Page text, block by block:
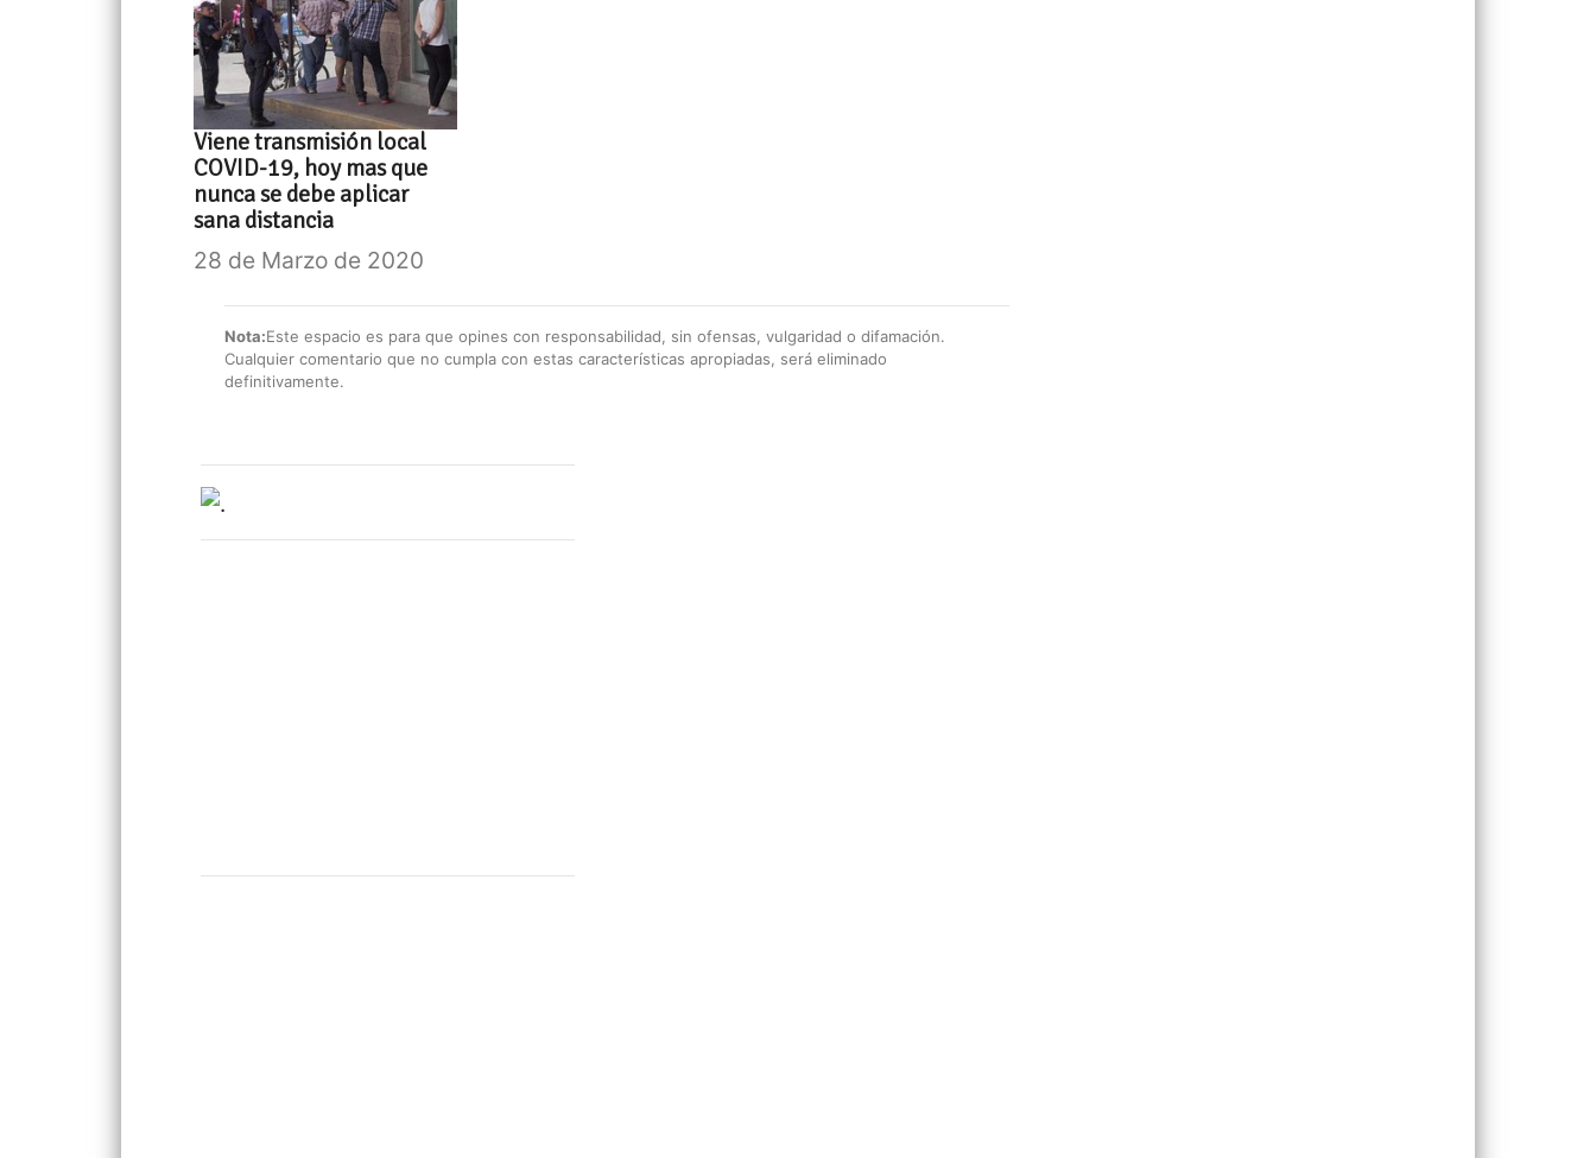
Viene transmisión local
COVID-19, hoy mas que
nunca se debe aplicar
sana distancia
28 de Marzo de 2020
Nota:Este espacio es para que opines con responsabilidad, sin ofensas, vulgaridad o difamación.
Cualquier comentario que no cumpla con estas características apropiadas, será eliminado
definitivamente.